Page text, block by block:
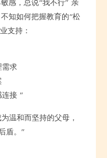
感，总说“我不行” 亲
知如何把握教育的“松
支持：
求
接 ”
温和而坚持的父母，
盾。”